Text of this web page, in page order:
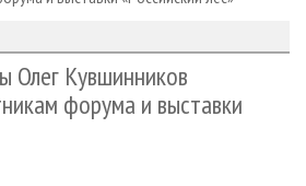
Олег Кувшинников
форума и выставки